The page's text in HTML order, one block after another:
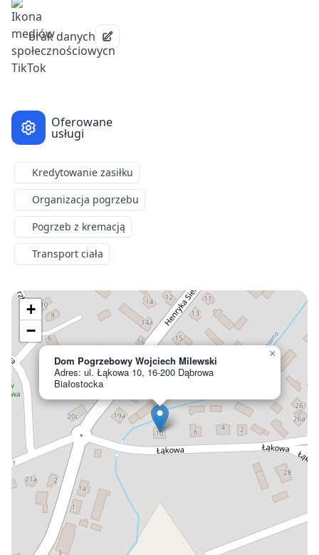
brak danych
Oferowane
usługi
Kredytowanie zasiłku
Organizacja pogrzebu
Pogrzeb z kremacją
Transport ciała
Dom Pogrzebowy Wojciech Milewski
Adres: ul. Łąkowa 10, 16-200 Dąbrowa
Białostocka
×
+
−